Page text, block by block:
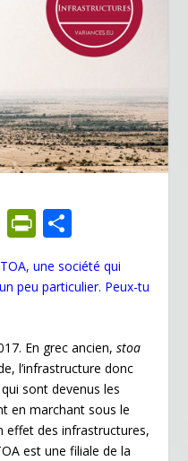
Pr
in
t
Pr
tF
e
n
dl
y
ar
ta
er
une société qui
peu particulier. Peux-tu
En grec ancien,stoa
l’infrastructure donc
sont devenus les
en marchant sous le
effet des infrastructures,
est une filiale de la